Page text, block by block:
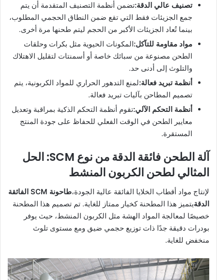
تصنيف عالي الدقة:تضمن أنظمة التصنيف المتقدمة أن يتم
جمع الجزيئات فقط التي تقع ضمن النطاق الحجمي المطلوب،
بينما تُعاد الجزيئات الأكبر من الحجم ليتم طحنها مرة أخرى.
مواد مقاومة للتآكل:المكونات الحيوية مثل بكرات وحلقات
الطحن مصنوعة من سبائك خاصة أو أسمنتات لتقليل الاهتلاك
والتلوث إلى أدنى حد.
أنظمة تبريد فعالة:لمنع التدهور الحراري للمواد الكربونية، يتم
تصميم المطاحن بآليات تبريد فعالة.
أنظمة التحكم الآلي:تقوم أنظمة التحكم الذكية بمراقبة وتعديل
معايير الطحن في الوقت الفعلي للحفاظ على جودة المنتج
المستقرة.
آلة الطحن فائقة الدقة من نوع SCM: الحل
المثالي لطحن الكربون المنشط
لإنتاج مواد أقطاب الخلايا الفائقة عالية الجودة،
طاحونة SCM الفائقة
الدقةيتميز هذا المطحنة كخيار ممتاز للغاية. تم تصميم هذا المطحنة
خصيصًا لمعالجة المواد الهشة مثل الكربون المنشط، حيث يوفر
بودرات دقيقة جدًا ذات توزيع حجمي ضيق ومع مستوى تلوث
منخفض للغاية.